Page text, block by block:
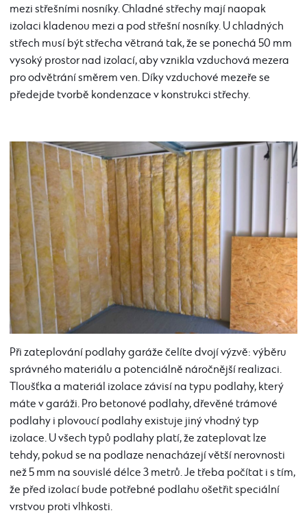
mezi střešními nosníky. Chladné střechy mají naopak
izolaci kladenou mezi a pod střešní nosníky. U chladných
střech musí být střecha větraná tak, že se ponechá 50 mm
vysoký prostor nad izolací, aby vznikla vzduchová mezera
pro odvětrání směrem ven. Díky vzduchové mezeře se
předejde tvorbě kondenzace v konstrukci střechy.
Při zateplování podlahy garáže čelíte dvojí výzvě: výběru
správného materiálu a potenciálně náročnější realizaci.
Tloušťka a materiál izolace závisí na typu podlahy, který
máte v garáži. Pro betonové podlahy, dřevěné trámové
podlahy i plovoucí podlahy existuje jiný vhodný typ
izolace. U všech typů podlahy platí, že zateplovat lze
tehdy, pokud se na podlaze nenacházejí větší nerovnosti
než 5 mm na souvislé délce 3 metrů. Je třeba počítat i s tím,
že před izolací bude potřebné podlahu ošetřit speciální
vrstvou proti vlhkosti.